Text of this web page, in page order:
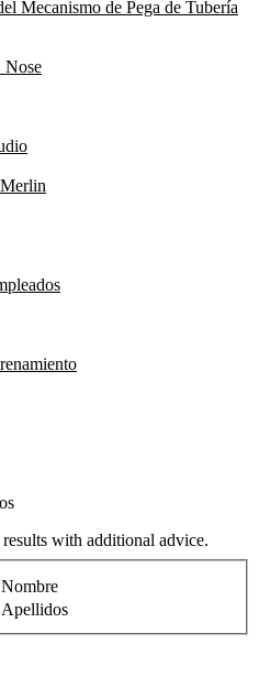
Mecanismo de Pega de Tubería
Nose
with additional advice.
Nombre
Apellidos